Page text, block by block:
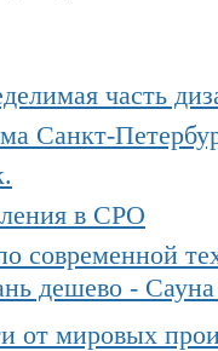
часть
Санкт-
в СРО
современной
дешево -
от мировых